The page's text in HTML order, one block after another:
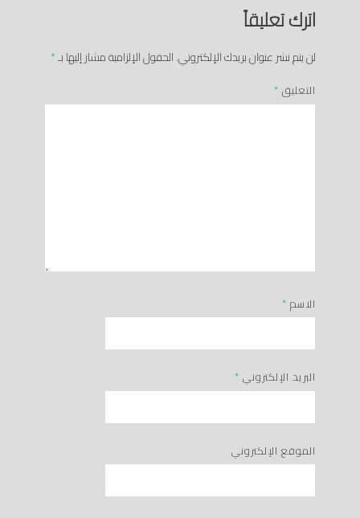
اترك تعليقاً
لن يتم نشر عنوان بريدك الإلكتروني.الحقول الإلزامية مشار إليها بـ*
التعليق *
الاسم *
البريد الإلكتروني *
الموقع الإلكتروني